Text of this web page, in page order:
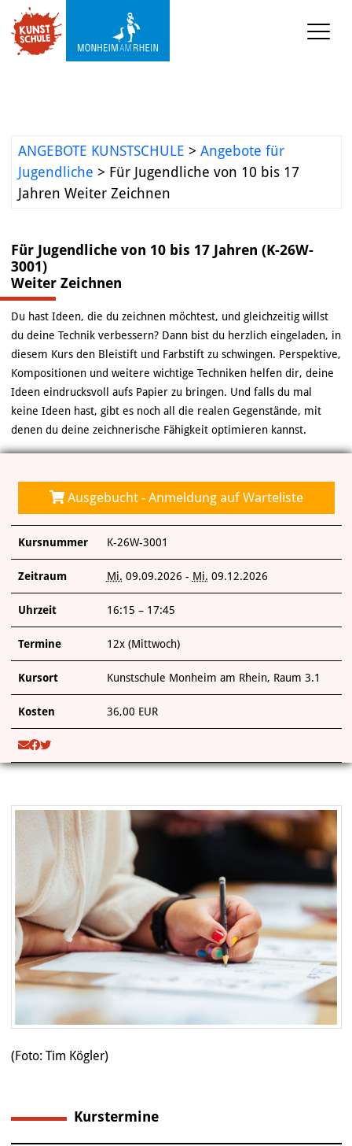
Projekte und
Kooperationen
KUNST-WERKSTATT TURMSTRASSE
KUNST-VERMITTLUNG
ÜBER UNS
ANGEBOTE KUNSTSCHULE > Angebote für
Jugendliche > Für Jugendliche von 10 bis 17
Jahren Weiter Zeichnen
Für Jugendliche von 10 bis 17 Jahren (K-26W-
3001)
Weiter Zeichnen
Du hast Ideen, die du zeichnen möchtest, und gleichzeitig willst
du deine Technik verbessern? Dann bist du herzlich eingeladen, in
diesem Kurs den Bleistift und Farbstift zu schwingen. Perspektive,
Kompositionen und weitere wichtige Techniken helfen dir, deine
Ideen eindrucksvoll aufs Papier zu bringen. Und falls du mal
keine Ideen hast, gibt es noch all die realen Gegenstände, mit
denen du deine zeichnerische Fähigkeit optimieren kannst.
Ausgebucht - Anmeldung auf Warteliste
Kursnummer K-26W-3001
Zeitraum Mi. 09.09.2026 - Mi. 09.12.2026
Uhrzeit 16:15 – 17:45
Termine 12x (Mittwoch)
Kursort Kunstschule Monheim am Rhein, Raum 3.1
Kosten 36,00 EUR
(Foto: Tim Kögler)
Kurstermine